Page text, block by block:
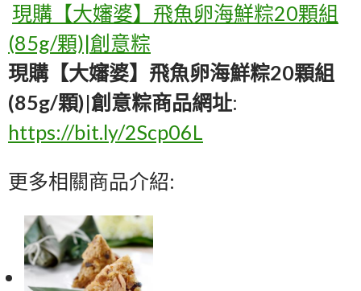
現購【大嬸婆】飛魚卵海鮮粽20顆組
(85g/顆)|創意粽
現購【大嬸婆】飛魚卵海鮮粽20顆組
(85g/顆)|創意粽商品網址:
https://bit.ly/2Scp06L
更多相關商品介紹: